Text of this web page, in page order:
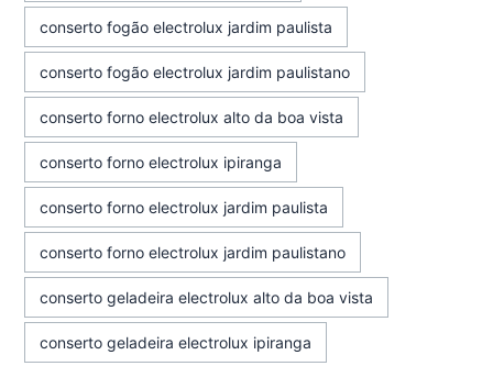
conserto fogão electrolux jardim paulista
conserto fogão electrolux jardim paulistano
conserto forno electrolux alto da boa vista
conserto forno electrolux ipiranga
conserto forno electrolux jardim paulista
conserto forno electrolux jardim paulistano
conserto geladeira electrolux alto da boa vista
conserto geladeira electrolux ipiranga